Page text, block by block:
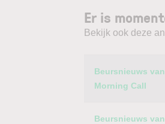
Er is
Bekijk ook deze
Category
Beursnieuws
Morning Call
Beursnieuws